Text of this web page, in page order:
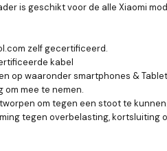
is geschikt voor de alle Xiaomi
zelf gecertificeerd.
kabel
op waaronder smartphones &
om mee te nemen.
om tegen een stoot te
tegen overbelasting,